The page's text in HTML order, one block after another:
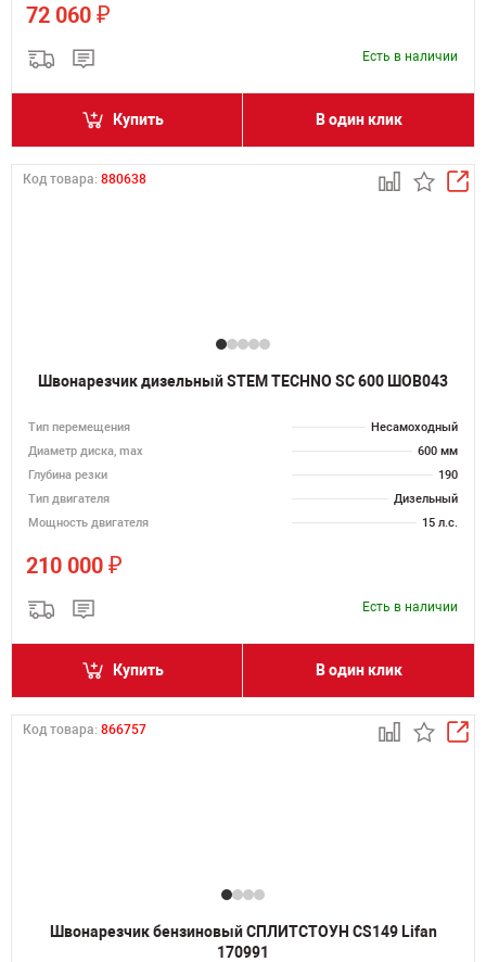
72 060 ₽
Есть в наличии
Купить В один клик
Код товара: 880638
Швонарезчик дизельный STEM TECHNO SC 600 ШОВ043
Тип перемещения
Несамоходный
Диаметр диска, max
600 мм
Глубина резки
190
Тип двигателя
Дизельный
Мощность двигателя
15 л.с.
210 000 ₽
Есть в наличии
Купить В один клик
Код товара: 866757
Швонарезчик бензиновый СПЛИТСТОУН CS149 Lifan
170991